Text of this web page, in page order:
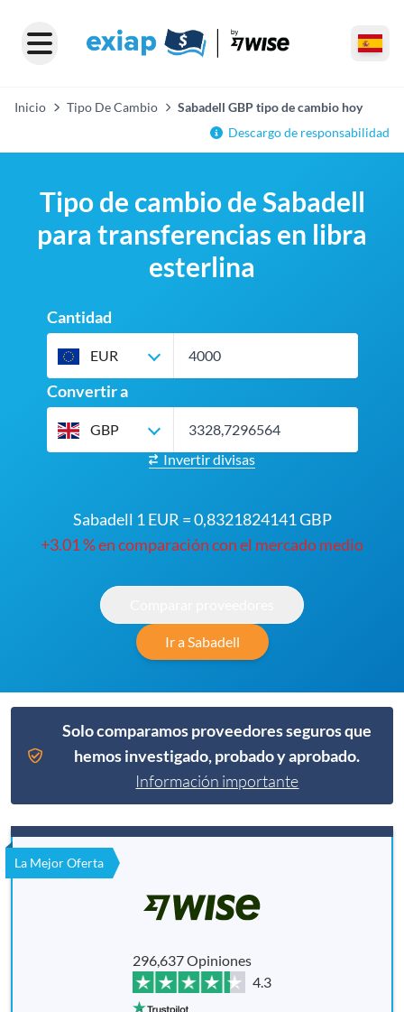
Inicio Tipo De Cambio
Sabadell GBP tipo de cambio hoy
Descargo de responsabilidad
Tipo de cambio de Sabadell
para transferencias en libra
esterlina
Cantidad
EUR
Convertir a
GBP
Invertir divisas
Sabadell 1 EUR = 0,8321824141 GBP
+3.01 % en comparación con el mercado medio
Ir a Sabadell
Solo comparamos proveedores seguros que
hemos investigado, probado y aprobado.
Información importante
La Mejor Oferta
296,637 Opiniones
4.3